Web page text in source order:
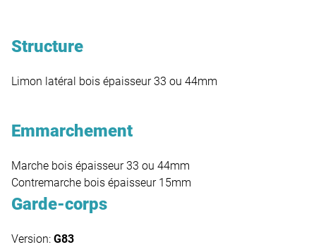
Structure
Limon latéral bois épaisseur 33 ou 44mm
Emmarchement
Marche bois épaisseur 33 ou 44mm
Contremarche bois épaisseur 15mm
Garde-corps
Version: G83